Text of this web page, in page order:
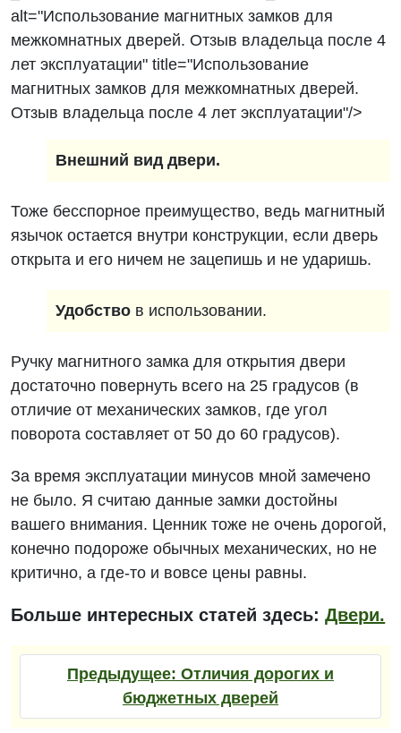
alt="Использование магнитных замков для
межкомнатных дверей. Отзыв владельца после 4
лет эксплуатации" title="Использование
магнитных замков для межкомнатных дверей.
Отзыв владельца после 4 лет эксплуатации"/>
Внешний вид двери.
Тоже бесспорное преимущество, ведь магнитный
язычок остается внутри конструкции, если дверь
открыта и его ничем не зацепишь и не ударишь.
Удобство в использовании.
Ручку магнитного замка для открытия двери
достаточно повернуть всего на 25 градусов (в
отличие от механических замков, где угол
поворота составляет от 50 до 60 градусов).
За время эксплуатации минусов мной замечено
не было. Я считаю данные замки достойны
вашего внимания. Ценник тоже не очень дорогой,
конечно подороже обычных механических, но не
критично, а где-то и вовсе цены равны.
Больше интересных статей здесь:Двери.
Предыдущее: Отличия дорогих и
бюджетных дверей